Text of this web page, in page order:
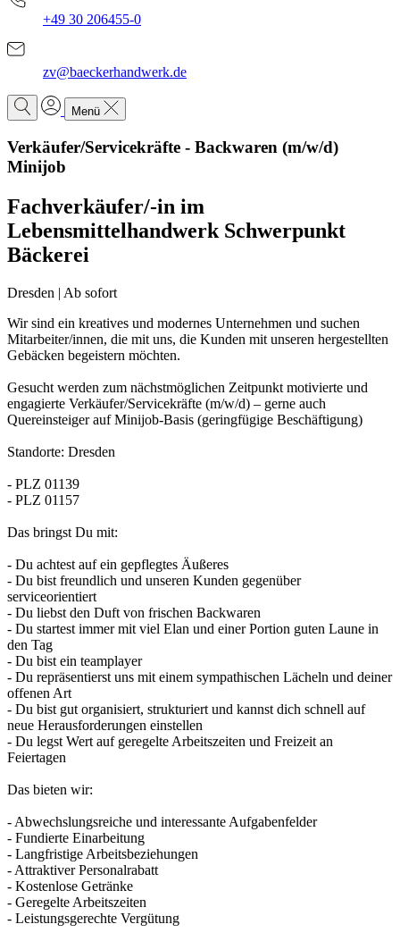
+49 30 206455-0
zv@baeckerhandwerk.de
Menü
Verkäufer/Servicekräfte - Backwaren (m/w/d)
Minijob
Fachverkäufer/-in im
Lebensmittelhandwerk Schwerpunkt
Bäckerei
Dresden | Ab sofort
Wir sind ein kreatives und modernes Unternehmen und suchen
Mitarbeiter/innen, die mit uns, die Kunden mit unseren hergestellten
Gebäcken begeistern möchten.
Gesucht werden zum nächstmöglichen Zeitpunkt motivierte und
engagierte Verkäufer/Servicekräfte (m/w/d) – gerne auch
Quereinsteiger auf Minijob-Basis (geringfügige Beschäftigung)
Standorte: Dresden
- PLZ 01139
- PLZ 01157
Das bringst Du mit:
- Du achtest auf ein gepflegtes Äußeres
- Du bist freundlich und unseren Kunden gegenüber
serviceorientiert
- Du liebst den Duft von frischen Backwaren
- Du startest immer mit viel Elan und einer Portion guten Laune in
den Tag
- Du bist ein teamplayer
- Du repräsentierst uns mit einem sympathischen Lächeln und deiner
offenen Art
- Du bist gut organisiert, strukturiert und kannst dich schnell auf
neue Herausforderungen einstellen
- Du legst Wert auf geregelte Arbeitszeiten und Freizeit an
Feiertagen
Das bieten wir:
- Abwechslungsreiche und interessante Aufgabenfelder
- Fundierte Einarbeitung
- Langfristige Arbeitsbeziehungen
- Attraktiver Personalrabatt
- Kostenlose Getränke
- Geregelte Arbeitszeiten
- Leistungsgerechte Vergütung